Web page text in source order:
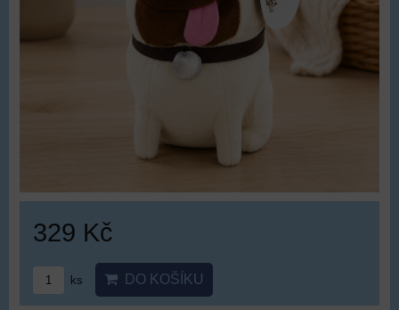
329 Kč
ks DO KOŠÍKU